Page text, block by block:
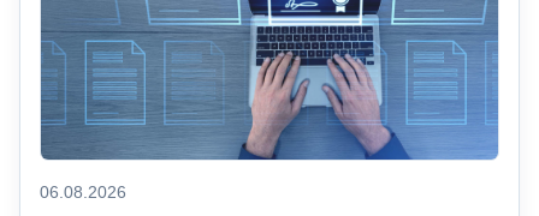
06.08.2026